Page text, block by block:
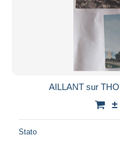
AILLANT sur
±
Stato